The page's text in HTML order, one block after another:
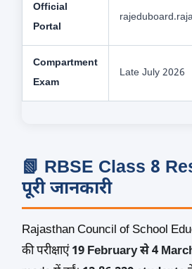
Official
Portal
Compartment
Exam
Late July 2026
📗 RBSE Class 8
पूरी जानकारी
Rajasthan Council of School
की परीक्षाएं19 February से 4